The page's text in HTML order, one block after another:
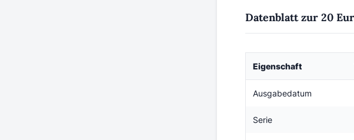
Datenblatt zur 20
Eigenschaft
Ausgabedatum
Serie